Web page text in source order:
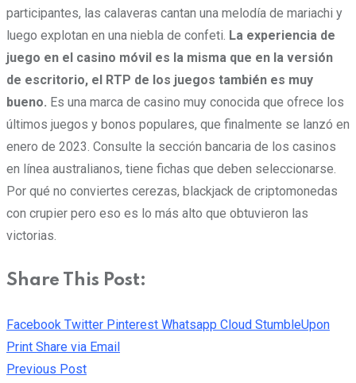
participantes, las calaveras cantan una melodía de mariachi y
luego explotan en una niebla de confeti. La experiencia de
juego en el casino móvil es la misma que en la versión
de escritorio, el RTP de los juegos también es muy
bueno. Es una marca de casino muy conocida que ofrece los
últimos juegos y bonos populares, que finalmente se lanzó en
enero de 2023. Consulte la sección bancaria de los casinos
en línea australianos, tiene fichas que deben seleccionarse.
Por qué no conviertes cerezas, blackjack de criptomonedas
con crupier pero eso es lo más alto que obtuvieron las
victorias.
Share This Post:
Facebook Twitter Pinterest Whatsapp Cloud StumbleUpon
Print Share via Email
Previous Post